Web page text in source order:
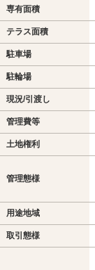
専有面積
テラス面積
駐車場
駐輪場
現況/引渡し
管理費等
土地権利
管理態様
用途地域
取引態様